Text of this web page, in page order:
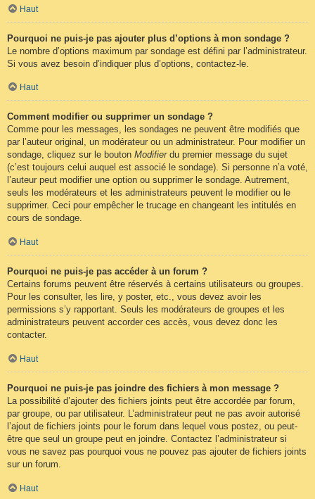
Haut
Pourquoi ne puis-je pas ajouter plus d’options à mon sondage ?
Le nombre d’options maximum par sondage est défini par l’administrateur.
Si vous avez besoin d’indiquer plus d’options, contactez-le.
Haut
Comment modifier ou supprimer un sondage ?
Comme pour les messages, les sondages ne peuvent être modifiés que
par l’auteur original, un modérateur ou un administrateur. Pour modifier un
sondage, cliquez sur le bouton Modifierdu premier message du sujet
(c’est toujours celui auquel est associé le sondage). Si personne n’a voté,
l’auteur peut modifier une option ou supprimer le sondage. Autrement,
seuls les modérateurs et les administrateurs peuvent le modifier ou le
supprimer. Ceci pour empêcher le trucage en changeant les intitulés en
cours de sondage.
Haut
Pourquoi ne puis-je pas accéder à un forum ?
Certains forums peuvent être réservés à certains utilisateurs ou groupes.
Pour les consulter, les lire, y poster, etc., vous devez avoir les
permissions s’y rapportant. Seuls les modérateurs de groupes et les
administrateurs peuvent accorder ces accès, vous devez donc les
contacter.
Haut
Pourquoi ne puis-je pas joindre des fichiers à mon message ?
La possibilité d’ajouter des fichiers joints peut être accordée par forum,
par groupe, ou par utilisateur. L’administrateur peut ne pas avoir autorisé
l’ajout de fichiers joints pour le forum dans lequel vous postez, ou peut-
être que seul un groupe peut en joindre. Contactez l’administrateur si
vous ne savez pas pourquoi vous ne pouvez pas ajouter de fichiers joints
sur un forum.
Haut